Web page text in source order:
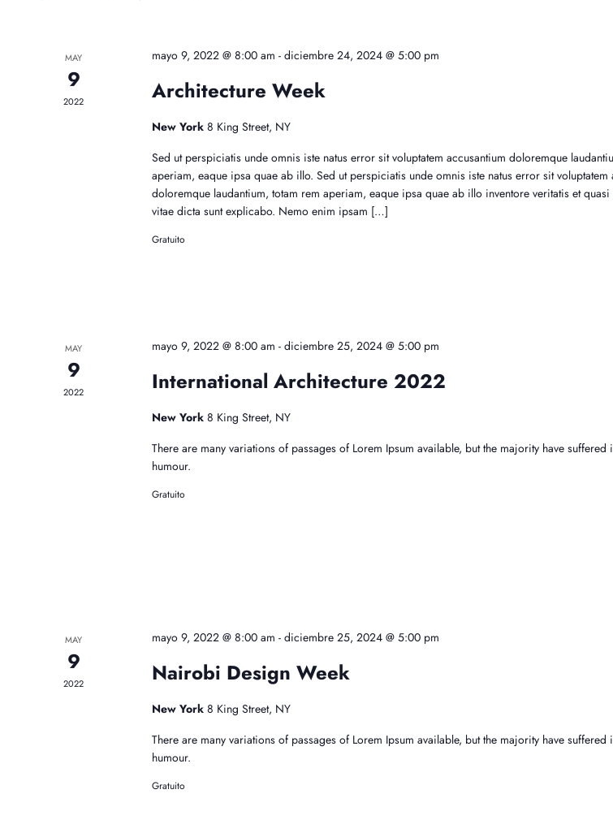
MAY
9
2022
mayo 9, 2022 @ 8:00 am -diciembre 24, 2024 @ 5:00 pm
Architecture Week
New York8 King Street, NY
Sed ut perspiciatis unde omnis iste natus error sit voluptatem accusantium doloremque
aperiam, eaque ipsa quae ab illo. Sed ut perspiciatis unde omnis iste natus error sit voluptatem
doloremque laudantium, totam rem aperiam, eaque ipsa quae ab illo inventore veritatis et
vitae dicta sunt explicabo. Nemo enim ipsam […]
Gratuito
MAY
9
2022
mayo 9, 2022 @ 8:00 am -diciembre 25, 2024 @ 5:00 pm
International Architecture 2022
New York8 King Street, NY
There are many variations of passages of Lorem Ipsum available, but the majority have suffered
humour.
Gratuito
MAY
9
2022
mayo 9, 2022 @ 8:00 am -diciembre 25, 2024 @ 5:00 pm
Nairobi Design Week
New York8 King Street, NY
There are many variations of passages of Lorem Ipsum available, but the majority have suffered
humour.
Gratuito